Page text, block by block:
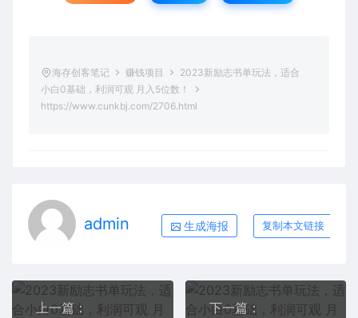
海存创客笔记 赚钱项目
2023新励志书单玩法，适合
小白0基础，利润可观 月入5位数！
https://www.cunkbj.com/2706.html
admin 生成海报 复制本文链接
上一篇：
下一篇：